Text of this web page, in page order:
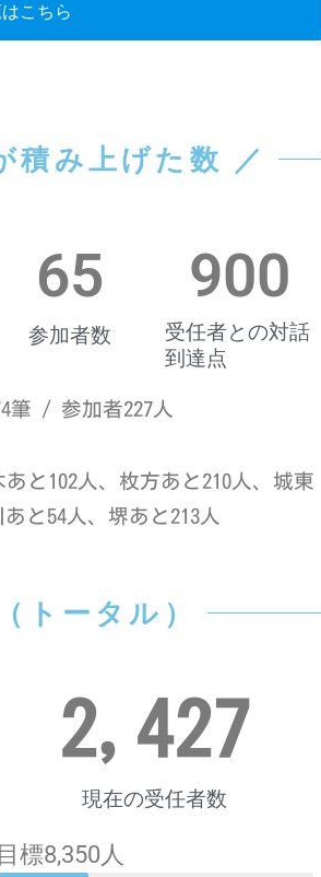
こちら
積み上げた数 ／
参加者数
65
受任者との対話
到達点
900
筆 / 参加者227人
あと 102 人、枚方あと 210 人、城東
あと 54 人、堺あと 213 人
トータル）
現在の受任者数
2,427
目標8,350人